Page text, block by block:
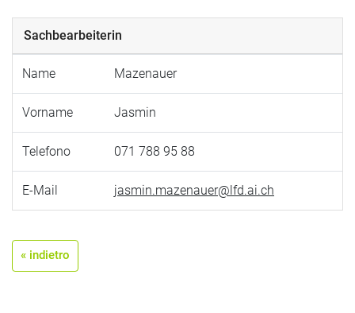
Sachbearbeiterin
Name Mazenauer
Vorname Jasmin
Telefono 071 788 95 88
E-Mail jasmin.mazenauer@lfd.ai.ch
« indietro